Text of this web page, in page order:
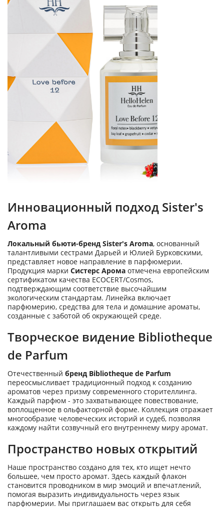
Инновационный подход Sister's
Aroma
Локальный бьюти-бренд Sister's Aroma, основанный
талантливыми сестрами Дарьей и Юлией Бурковскими,
представляет новое направление в парфюмерии.
Продукция марки Систерс Арома отмечена европейским
сертификатом качества ECOCERT/Cosmos,
подтверждающим соответствие высочайшим
экологическим стандартам. Линейка включает
парфюмерию, средства для тела и домашние ароматы,
созданные с заботой об окружающей среде.
Творческое видение Bibliotheque
de Parfum
Отечественный бренд Bibliotheque de Parfum
переосмысливает традиционный подход к созданию
ароматов через призму современного сторителлинга.
Каждый парфюм - это захватывающее повествование,
воплощенное в ольфакторной форме. Коллекция отражает
многообразие человеческих историй и судеб, позволяя
каждому найти созвучный его внутреннему миру аромат.
Пространство новых открытий
Наше пространство создано для тех, кто ищет нечто
большее, чем просто аромат. Здесь каждый флакон
становится проводником в мир эмоций и впечатлений,
помогая выразить индивидуальность через язык
парфюмерии. Мы приглашаем вас открыть для себя